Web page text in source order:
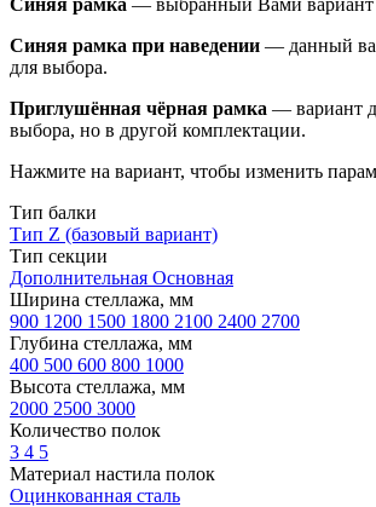
Синяя рамка при наведении — данный
для выбора.
Приглушённая чёрная рамка — вариант
выбора, но в другой комплектации.
Нажмите на вариант, чтобы изменить
Тип балки
Тип Z (базовый вариант)
Тип секции
Дополнительная Основная
Ширина стеллажа, мм
900 1200 1500 1800 2100 2400 2700
Глубина стеллажа, мм
400 500 600 800 1000
Высота стеллажа, мм
2000 2500 3000
Количество полок
3 4 5
Материал настила полок
Оцинкованная сталь